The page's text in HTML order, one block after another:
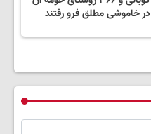
در خاموشی مطلق فرو رفتند